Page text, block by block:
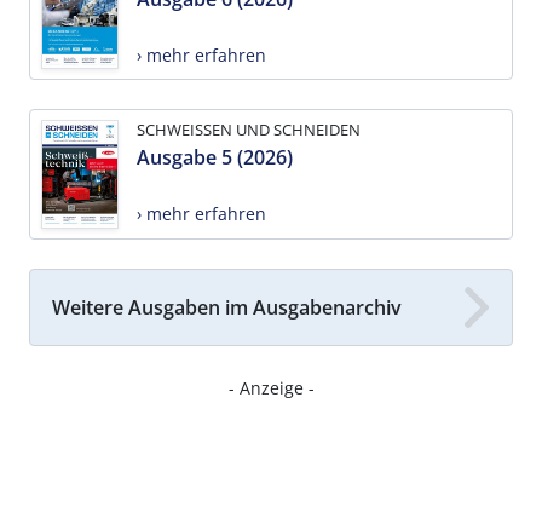
› mehr erfahren
SCHWEISSEN UND SCHNEIDEN
Ausgabe 5 (2026)
› mehr erfahren
Weitere Ausgaben im Ausgabenarchiv
- Anzeige -